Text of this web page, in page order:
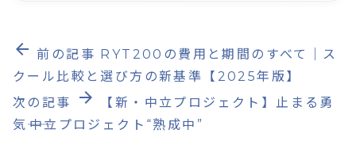
arrow_back 前の記事 RYT200の費用と期間のすべて｜ス
クール比較と選び方の新基準【2025年版】
次の記事
arrow_forward
【新・中立プロジェクト】止まる勇
気――中立プロジェクト“熟成中”